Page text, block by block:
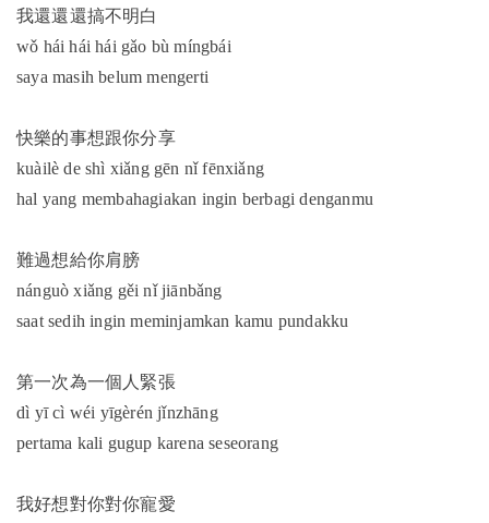
我還還還搞不明白
wǒ hái hái hái gǎo bù míngbái
saya masih belum mengerti
快樂的事想跟你分享
kuàilè de shì xiǎng gēn nǐ fēnxiǎng
hal yang membahagiakan ingin berbagi denganmu
難過想給你肩膀
nánguò xiǎng gěi nǐ jiānbǎng
saat sedih ingin meminjamkan kamu pundakku
第一次為一個人緊張
dì yī cì wéi yīgèrén jǐnzhāng
pertama kali gugup karena seseorang
我好想對你對你寵愛